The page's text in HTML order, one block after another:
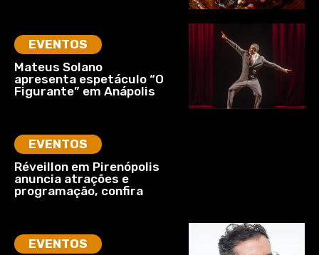
EVENTOS
Mateus Solano
apresenta espetáculo “O
Figurante” em Anápolis
EVENTOS
Réveillon em Pirenópolis
anuncia atrações e
programação, confira
EVENTOS